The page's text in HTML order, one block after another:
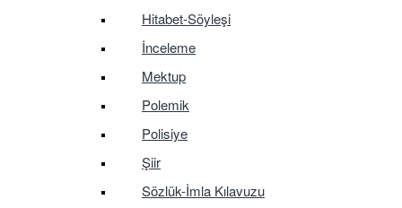
Hitabet-Söyleşi
İnceleme
Mektup
Polemik
Polisiye
Şiir
Sözlük-İmla Kılavuzu